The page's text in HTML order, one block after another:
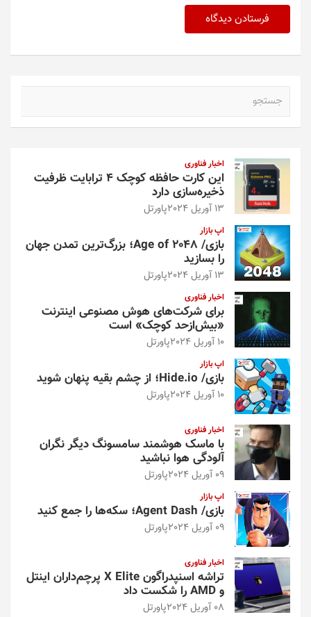
اخبار فناوری
این کارت حافظه کوچک ۴ ترابایت ظرفیت
ذخیره‌سازی دارد
13 آوریل 2024 پاورتل
اپ بازار
بازی/ Age of 2048؛ بزرگ‌ترین تمدن جهان
را بسازید
13 آوریل 2024 پاورتل
اخبار فناوری
برای شرکت‌های هوش مصنوعی اینترنت
«بیش‌از‌حد کوچک» است
10 آوریل 2024 پاورتل
اپ بازار
بازی/ Hide.io؛ از چشم بقیه پنهان شوید
10 آوریل 2024 پاورتل
اخبار فناوری
با ماسک هوشمند سامسونگ دیگر نگران
آلودگی هوا نباشید
09 آوریل 2024 پاورتل
اپ بازار
بازی/ Agent Dash؛ سکه‌ها را جمع کنید
09 آوریل 2024 پاورتل
اخبار فناوری
تراشه اسنپدراگون X Elite پرچم‌داران اینتل
و AMD را شکست داد
08 آوریل 2024 پاورتل